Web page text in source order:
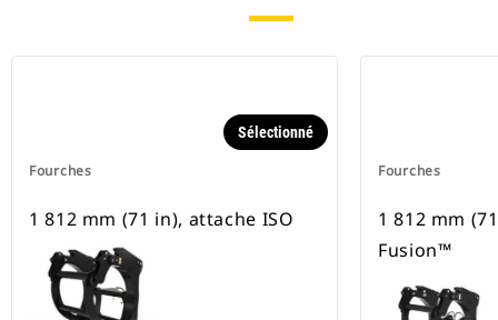
Fourches
Sélectionné
1 812 mm (71 in), attache ISO
Fourches
1 812 mm
Fusion™